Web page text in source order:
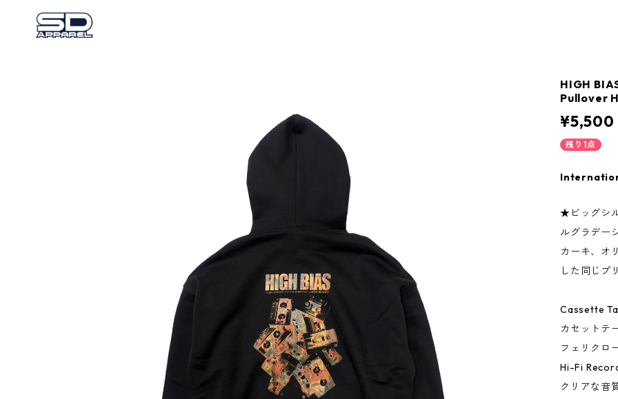
HIGH
Pullover
¥5,500
残り1点
★ビッグシ
ルグラデー
カーキ、オ
した同じプ
Cassette
カセットテ
フェリクロ
Hi-Fi
クリアな音